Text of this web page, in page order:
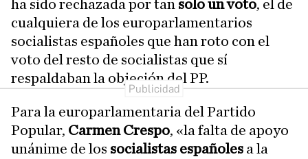
ha sido rechazada por tan solo un voto, el de
cualquiera de los europarlamentarios
socialistas españoles que han roto con el
voto del resto de socialistas que sí
respaldaban la objeción del PP.
Para la europarlamentaria del Partido
Popular, Carmen Crespo, «la falta de apoyo
unánime de los socialistas españoles a la